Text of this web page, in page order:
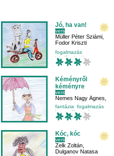
Jó, ha van!
vers
Müller Péter Sziámi
Fodor Kriszti
fogalmazás
iskolásoknak
negyedikesnek
Kéményről
kéményre
vers
Nemes Nagy Ágnes
Maradi Panna
fantázia
fogalmazás
harmadikosnak
helyesírás
Kóc, kóc
vers
Zelk Zoltán
Dulganov Natasa